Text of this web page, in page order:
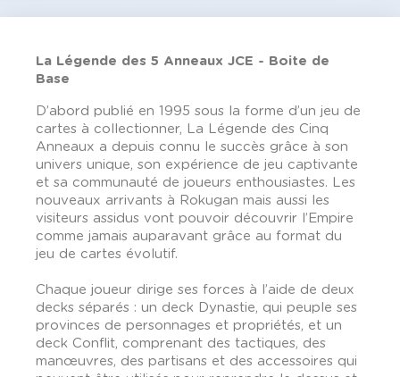
La Légende des 5 Anneaux JCE - Boite de
Base
D’abord publié en 1995 sous la forme d’un jeu de
cartes à collectionner, La Légende des Cinq
Anneaux a depuis connu le succès grâce à son
univers unique, son expérience de jeu captivante
et sa communauté de joueurs enthousiastes. Les
nouveaux arrivants à Rokugan mais aussi les
visiteurs assidus vont pouvoir découvrir l’Empire
comme jamais auparavant grâce au format du
jeu de cartes évolutif.
Chaque joueur dirige ses forces à l’aide de deux
decks séparés : un deck Dynastie, qui peuple ses
provinces de personnages et propriétés, et un
deck Conflit, comprenant des tactiques, des
manœuvres, des partisans et des accessoires qui